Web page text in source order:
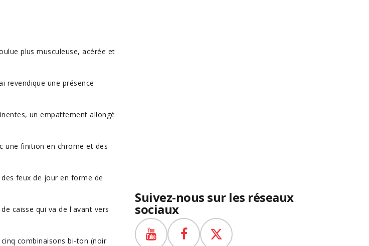
plus musculeuse, acérée et
revendique une présence
un empattement allongé
une finition en chrome et des
feux de jour en forme de
caisse qui va de l'avant vers
combinaisons bi-ton (noir
Suivez-nous sur les réseaux
sociaux